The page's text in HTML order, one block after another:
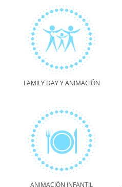
FAMILY DAY Y ANIMACIÓN
ANIMACIÓN INFANTIL